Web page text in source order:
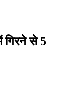
गिरने से 5